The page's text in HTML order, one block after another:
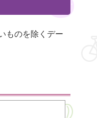
ものを除くデー